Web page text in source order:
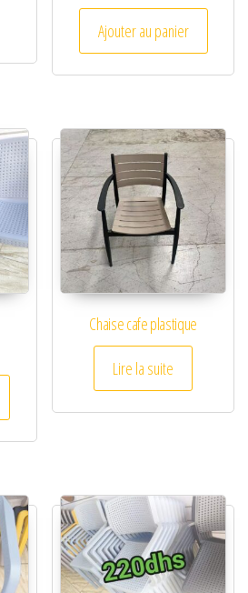
Ajouter au panier
Chaise cafe plastique
Lire la suite